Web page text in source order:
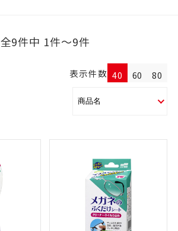
全9件中 1件～9件
表示件数 40 60 80